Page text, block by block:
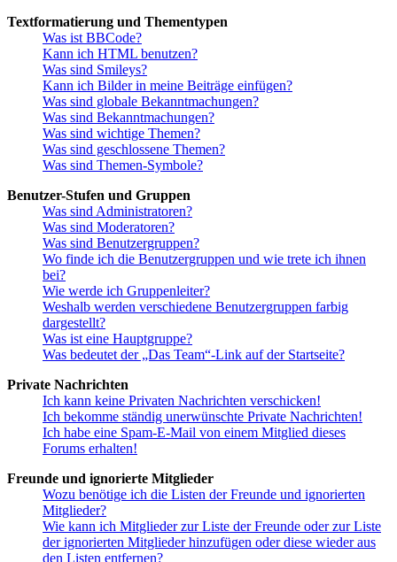
Textformatierung und Thementypen
Was ist BBCode?
Kann ich HTML benutzen?
Was sind Smileys?
Kann ich Bilder in meine Beiträge einfügen?
Was sind globale Bekanntmachungen?
Was sind Bekanntmachungen?
Was sind wichtige Themen?
Was sind geschlossene Themen?
Was sind Themen-Symbole?
Benutzer-Stufen und Gruppen
Was sind Administratoren?
Was sind Moderatoren?
Was sind Benutzergruppen?
Wo finde ich die Benutzergruppen und wie trete ich ihnen
bei?
Wie werde ich Gruppenleiter?
Weshalb werden verschiedene Benutzergruppen farbig
dargestellt?
Was ist eine Hauptgruppe?
Was bedeutet der „Das Team“-Link auf der Startseite?
Private Nachrichten
Ich kann keine Privaten Nachrichten verschicken!
Ich bekomme ständig unerwünschte Private Nachrichten!
Ich habe eine Spam-E-Mail von einem Mitglied dieses
Forums erhalten!
Freunde und ignorierte Mitglieder
Wozu benötige ich die Listen der Freunde und ignorierten
Mitglieder?
Wie kann ich Mitglieder zur Liste der Freunde oder zur Liste
der ignorierten Mitglieder hinzufügen oder diese wieder aus
den Listen entfernen?